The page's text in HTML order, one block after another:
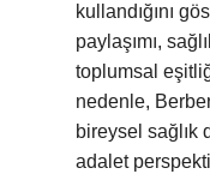
kullandığını
paylaşımı,
toplumsal
nedenle,
bireysel sağlık
adalet